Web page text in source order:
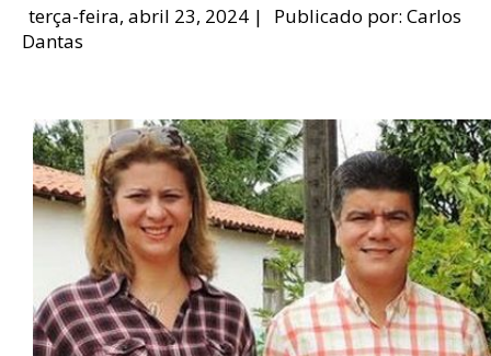
terça-feira, abril 23, 2024 | Publicado por:Carlos
Dantas